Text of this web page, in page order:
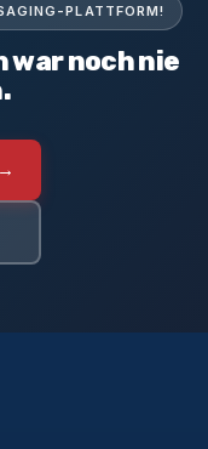
PLATTFORM!
war noch nie